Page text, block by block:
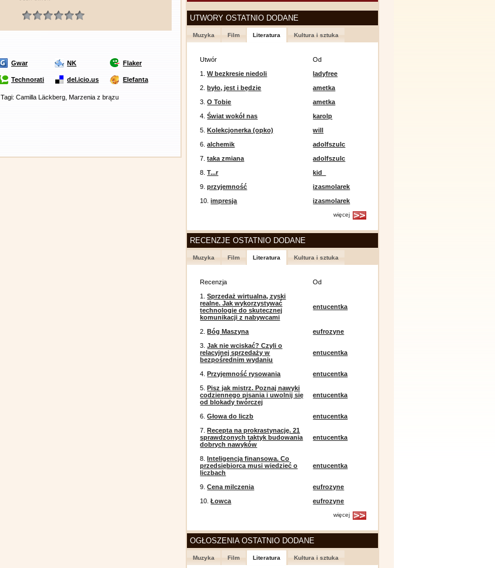
Gwar NK Flaker
Technorati del.icio.us Elefanta
Tagi: Camilla Läckberg, Marzenia z brązu
UTWORY OSTATNIO DODANE
Muzyka Film Literatura Kultura i sztuka
Utwór
Od
1.W bezkresie niedoli
ladyfree
2.było, jest i będzie
ametka
3.O Tobie
ametka
4.Świat wokół nas
karolp
5.Kolekcjonerka (opko)
will
6.alchemik
adolfszulc
7.taka zmiana
adolfszulc
8.T...r
kid_
9.przyjemność
izasmolarek
10.impresja izasmolarek
więcej
RECENZJE OSTATNIO DODANE
Muzyka Film Literatura Kultura i sztuka
Recenzja
Od
1.Sprzedaż wirtualna, zyski
realne. Jak wykorzystywać
technologie do skutecznej
komunikacji z nabywcami
entucentka
2.Bóg Maszyna
eufrozyne
3.Jak nie wciskać? Czyli o
relacyjnej sprzedaży w
bezpośrednim wydaniu
entucentka
4.Przyjemność rysowania
entucentka
5.Pisz jak mistrz. Poznaj nawyki
codziennego pisania i uwolnij się
od blokady twórczej
entucentka
6.Głowa do liczb
entucentka
7.Recepta na prokrastynację. 21
sprawdzonych taktyk budowania
dobrych nawyków
entucentka
8.Inteligencja finansowa. Co
przedsiębiorca musi wiedzieć o
liczbach
entucentka
9.Cena milczenia
eufrozyne
10.Łowca eufrozyne
więcej
OGŁOSZENIA OSTATNIO DODANE
Muzyka Film Literatura Kultura i sztuka